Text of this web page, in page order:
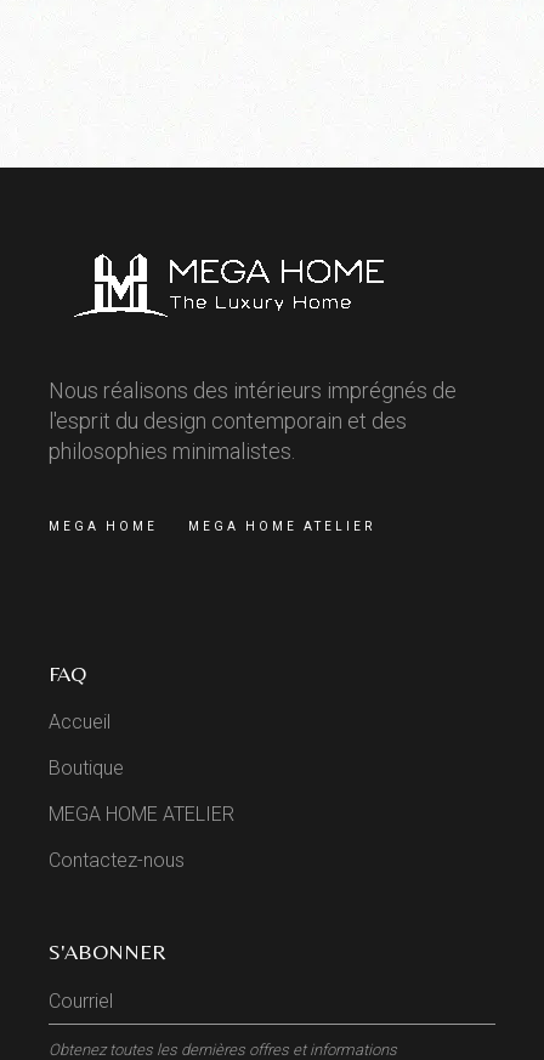
Nous réalisons des intérieurs imprégnés de
l'esprit du design contemporain et des
philosophies minimalistes.
MEGA HOME MEGA HOME ATELIER
FAQ
Accueil
Boutique
MEGA HOME ATELIER
Contactez-nous
S'ABONNER
Obtenez toutes les dernières offres et informations